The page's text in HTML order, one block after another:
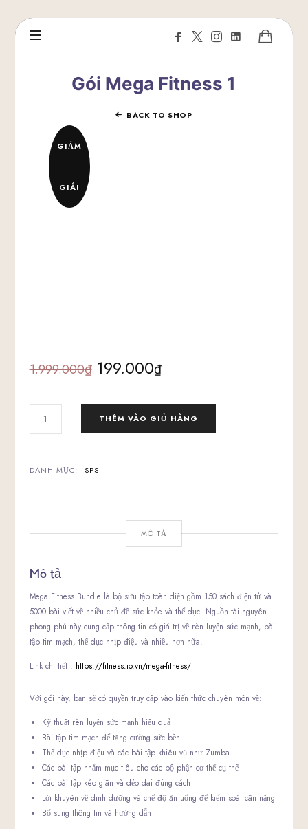
Gói Mega Fitness 1
BACK TO SHOP
GIẢM
GIÁ!
1.999.000₫ Giá
gốc
là:
199.000₫Giá
hiện
tại
MEGA
FITNESS
SỐ
THÊM VÀO GIỎ HÀNG
DANH MỤC: SPS
MÔ TẢ
Mô tả
Mega Fitness Bundle là bộ sưu tập toàn diện gồm 150 sách điện tử và
5000 bài viết về nhiều chủ đề sức khỏe và thể dục. Nguồn tài nguyên
phong phú này cung cấp thông tin có giá trị về rèn luyện sức mạnh, bài
tập tim mạch, thể dục nhịp điệu và nhiều hơn nữa.
Link chi tiết : https://fitness.io.vn/mega-fitness/
Với gói này, bạn sẽ có quyền truy cập vào kiến ​​thức chuyên môn về:
Kỹ thuật rèn luyện sức mạnh hiệu quả
Bài tập tim mạch để tăng cường sức bền
Thể dục nhịp điệu và các bài tập khiêu vũ như Zumba
Các bài tập nhắm mục tiêu cho các bộ phận cơ thể cụ thể
Các bài tập kéo giãn và dẻo dai đúng cách
Lời khuyên về dinh dưỡng và chế độ ăn uống để kiểm soát cân nặng
Bổ sung thông tin và hướng dẫn